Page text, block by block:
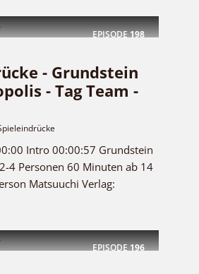
EPISODE198
- Grundstein
- Tag Team -
Intro 00:00:57 Grundstein
4 Personen 60 Minuten ab 14
Matsuuchi Verlag:
EPISODE196